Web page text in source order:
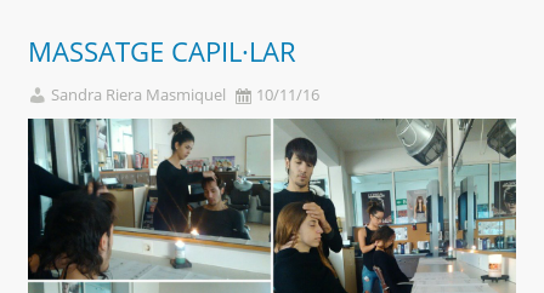
MASSATGE CAPIL·LAR
Sandra Riera Masmiquel 10/11/16